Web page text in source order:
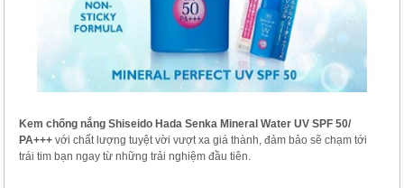
Kem chống nắng Shiseido Hada Senka Mineral Water UV SPF 50/
PA+++ với chất lượng tuyệt vời vượt xa giá thành, đảm bảo sẽ chạm tới
trái tim bạn ngay từ những trải nghiệm đầu tiên.